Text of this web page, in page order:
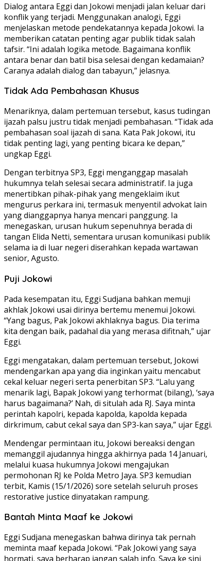
Dialog antara Eggi dan Jokowi menjadi jalan keluar dari
konflik yang terjadi. Menggunakan analogi, Eggi
menjelaskan metode pendekatannya kepada Jokowi. Ia
memberikan catatan penting agar publik tidak salah
tafsir. “Ini adalah logika metode. Bagaimana konflik
antara benar dan batil bisa selesai dengan kedamaian?
Caranya adalah dialog dan tabayun,” jelasnya.
Tidak Ada Pembahasan Khusus
Menariknya, dalam pertemuan tersebut, kasus tudingan
ijazah palsu justru tidak menjadi pembahasan. “Tidak ada
pembahasan soal ijazah di sana. Kata Pak Jokowi, itu
tidak penting lagi, yang penting bicara ke depan,”
ungkap Eggi.
Dengan terbitnya SP3, Eggi menganggap masalah
hukumnya telah selesai secara administratif. Ia juga
menertibkan pihak-pihak yang mengeklaim ikut
mengurus perkara ini, termasuk menyentil advokat lain
yang dianggapnya hanya mencari panggung. Ia
menegaskan, urusan hukum sepenuhnya berada di
tangan Elida Netti, sementara urusan komunikasi publik
selama ia di luar negeri diserahkan kepada wartawan
senior, Agusto.
Puji Jokowi
Pada kesempatan itu, Eggi Sudjana bahkan memuji
akhlak Jokowi usai dirinya bertemu menemui Jokowi.
“Yang bagus, Pak Jokowi akhlaknya bagus. Dia terima
kita dengan baik, padahal dia yang merasa difitnah,” ujar
Eggi.
Eggi mengatakan, dalam pertemuan tersebut, Jokowi
mendengarkan apa yang dia inginkan yaitu mencabut
cekal keluar negeri serta penerbitan SP3. “Lalu yang
menarik lagi, Bapak Jokowi yang terhormat (bilang), ‘saya
harus bagaimana?’ Nah, di situlah ada RJ. Saya minta
perintah kapolri, kepada kapolda, kapolda kepada
dirkrimum, cabut cekal saya dan SP3-kan saya,” ujar Eggi.
Mendengar permintaan itu, Jokowi bereaksi dengan
memanggil ajudannya hingga akhirnya pada 14 Januari,
melalui kuasa hukumnya Jokowi mengajukan
permohonan RJ ke Polda Metro Jaya. SP3 kemudian
terbit, Kamis (15/1/2026) sore setelah seluruh proses
restorative justice dinyatakan rampung.
Bantah Minta Maaf ke Jokowi
Eggi Sudjana menegaskan bahwa dirinya tak pernah
meminta maaf kepada Jokowi. “Pak Jokowi yang saya
hormati, saya berharap jangan salah info. Saya ke sini